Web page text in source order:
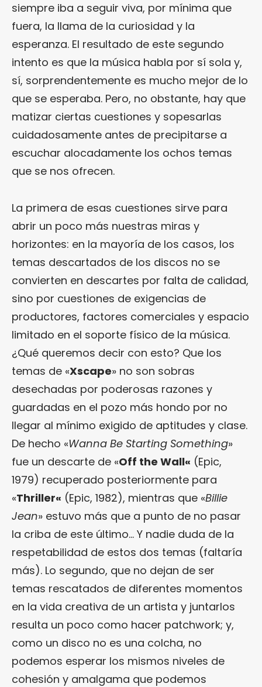
siempre iba a seguir viva, por mínima que
fuera, la llama de la curiosidad y la
esperanza. El resultado de este segundo
intento es que la música habla por sí sola y,
sí, sorprendentemente es mucho mejor de lo
que se esperaba. Pero, no obstante, hay que
matizar ciertas cuestiones y sopesarlas
cuidadosamente antes de precipitarse a
escuchar alocadamente los ochos temas
que se nos ofrecen.
La primera de esas cuestiones sirve para
abrir un poco más nuestras miras y
horizontes: en la mayoría de los casos, los
temas descartados de los discos no se
convierten en descartes por falta de calidad,
sino por cuestiones de exigencias de
productores, factores comerciales y espacio
limitado en el soporte físico de la música.
¿Qué queremos decir con esto? Que los
temas de «Xscape» no son sobras
desechadas por poderosas razones y
guardadas en el pozo más hondo por no
llegar al mínimo exigido de aptitudes y clase.
De hecho «Wanna Be Starting Something»
fue un descarte de «Off the Wall« (Epic,
1979) recuperado posteriormente para
«Thriller« (Epic, 1982), mientras que «Billie
Jean» estuvo más que a punto de no pasar
la criba de este último… Y nadie duda de la
respetabilidad de estos dos temas (faltaría
más). Lo segundo, que no dejan de ser
temas rescatados de diferentes momentos
en la vida creativa de un artista y juntarlos
resulta un poco como hacer patchwork; y,
como un disco no es una colcha, no
podemos esperar los mismos niveles de
cohesión y amalgama que podemos